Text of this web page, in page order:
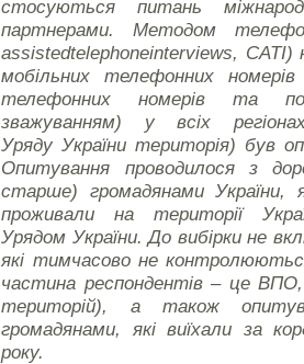
стосуються питань
партнерами. Методом
assistedtelephoneinterviews, CATI)
мобільних телефонних
телефонних номерів та
зважуванням) у всіх
Уряду України територія) був
Опитування проводилося з
старше) громадянами України,
проживали на території
Урядом України. До вибірки не
які тимчасово не
частина респондентів – це ВПО,
територій), а також
громадянами, які виїхали за
року.